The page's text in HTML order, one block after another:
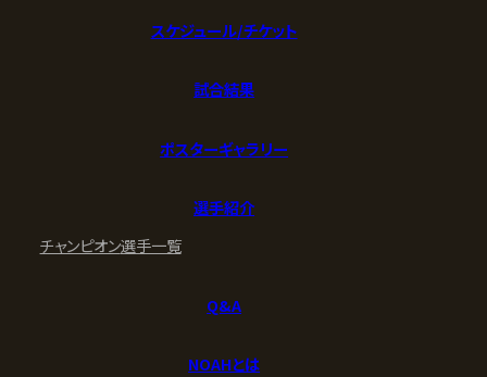
スケジュール/チケット
試合結果
ポスターギャラリー
選手紹介
チャンピオン選手一覧
Q&A
NOAHとは